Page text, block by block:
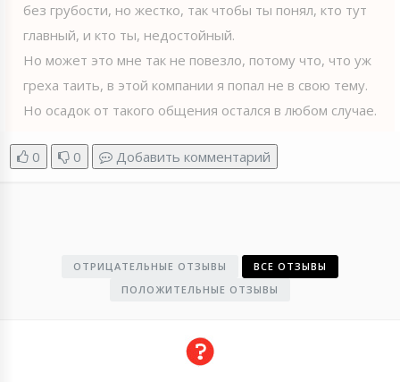
без грубости, но жестко, так чтобы ты понял, кто тут
главный, и кто ты, недостойный.
Но может это мне так не повезло, потому что, что уж
греха таить, в этой компании я попал не в свою тему.
Но осадок от такого общения остался в любом случае.
0 0 Добавить комментарий
ОТРИЦАТЕЛЬНЫЕ ОТЗЫВЫ
ВСЕ ОТЗЫВЫ
ПОЛОЖИТЕЛЬНЫЕ ОТЗЫВЫ